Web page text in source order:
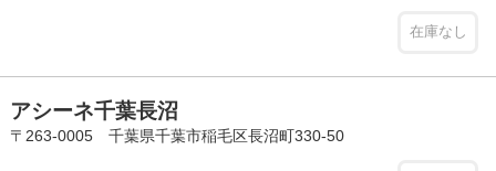
在庫なし
アシーネ千葉長沼
〒263-0005 千葉県千葉市稲毛区長沼町330-50